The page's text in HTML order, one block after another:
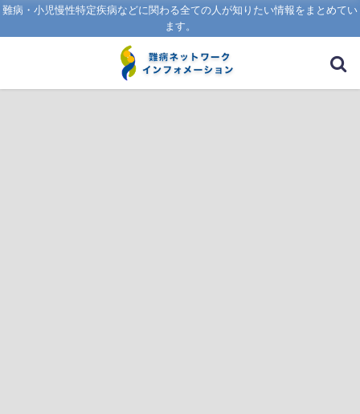
難病・小児慢性特定疾病などに関わる全ての人が知りたい情報をまとめてい
ます。